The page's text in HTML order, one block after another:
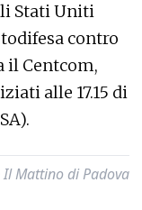
Stati Uniti
contro
il Centcom,
alle 17.15 di
Mattino di Padova